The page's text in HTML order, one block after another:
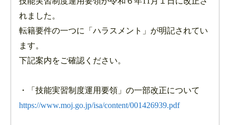
れました。
転籍要件の一つに「ハラスメント」が明記されてい
ます。
下記案内をご確認ください。
・「技能実習制度運用要領」の一部改正について
https://www.moj.go.jp/isa/content/001426939.pdf